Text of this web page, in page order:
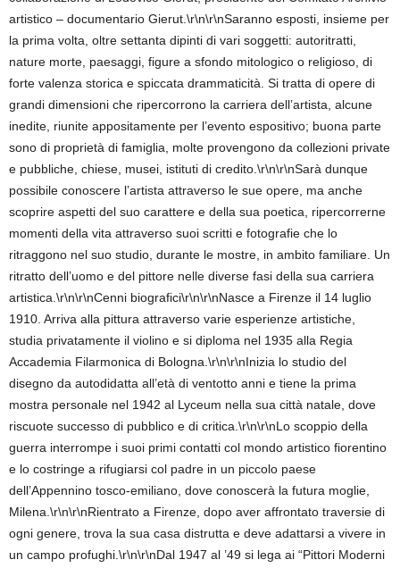
artistico – documentario Gierut.\r\n\r\nSaranno esposti, insieme per
la prima volta, oltre settanta dipinti di vari soggetti: autoritratti,
nature morte, paesaggi, figure a sfondo mitologico o religioso, di
forte valenza storica e spiccata drammaticità. Si tratta di opere di
grandi dimensioni che ripercorrono la carriera dell’artista, alcune
inedite, riunite appositamente per l’evento espositivo; buona parte
sono di proprietà di famiglia, molte provengono da collezioni private
e pubbliche, chiese, musei, istituti di credito.\r\n\r\nSarà dunque
possibile conoscere l’artista attraverso le sue opere, ma anche
scoprire aspetti del suo carattere e della sua poetica, ripercorrerne
momenti della vita attraverso suoi scritti e fotografie che lo
ritraggono nel suo studio, durante le mostre, in ambito familiare. Un
ritratto dell’uomo e del pittore nelle diverse fasi della sua carriera
artistica.\r\n\r\nCenni biografici\r\n\r\nNasce a Firenze il 14 luglio
1910. Arriva alla pittura attraverso varie esperienze artistiche,
studia privatamente il violino e si diploma nel 1935 alla Regia
Accademia Filarmonica di Bologna.\r\n\r\nInizia lo studio del
disegno da autodidatta all’età di ventotto anni e tiene la prima
mostra personale nel 1942 al Lyceum nella sua città natale, dove
riscuote successo di pubblico e di critica.\r\n\r\nLo scoppio della
guerra interrompe i suoi primi contatti col mondo artistico fiorentino
e lo costringe a rifugiarsi col padre in un piccolo paese
dell’Appennino tosco-emiliano, dove conoscerà la futura moglie,
Milena.\r\n\r\nRientrato a Firenze, dopo aver affrontato traversie di
ogni genere, trova la sua casa distrutta e deve adattarsi a vivere in
un campo profughi.\r\n\r\nDal 1947 al ’49 si lega ai “Pittori Moderni